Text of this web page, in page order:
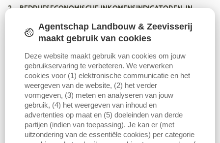
2 BEDRIJFSECONOMISCHE INKOMENSINDICATOREN, IN
Wanneer de indicatoren uitgedrukt worden in euro per bedrijf,
rol en dat maakt het lastig om de resultaten te interpreteren. In dit
deel worden de indicatoren daarom eveneens uitgedrukt per deler.
Hierbij ligt de klemtoon op arbeid als belangrijke productiefactor.
Voor hetfactorinkomenwaarbij zowel de vergoeding voor externe
als interne (eigen) arbeid nog niet in rekening gebracht is, geldt
het aantal voltijdse arbeidskrachten (VAK) als deler. Voor de drie
andere indicatoren waar de externe arbeid al meegenomen is als
kost, is dat het aantal familiale arbeidskrachten (FAK).
Agentschap Landbouw & Zeevisserij
maakt gebruik van cookies
Deze website maakt gebruik van cookies om jouw
gebruikservaring te verbeteren. We verwerken
cookies voor (1) elektronische communicatie en het
weergeven van de website, (2) het verder
vormgeven, (3) meten en analyseren van jouw
gebruik, (4) het weergeven van inhoud en
advertenties op maat en (5) doeleinden van derde
partijen (indien van toepassing). Je kan er (met
uitzondering van de essentiële cookies) per categorie